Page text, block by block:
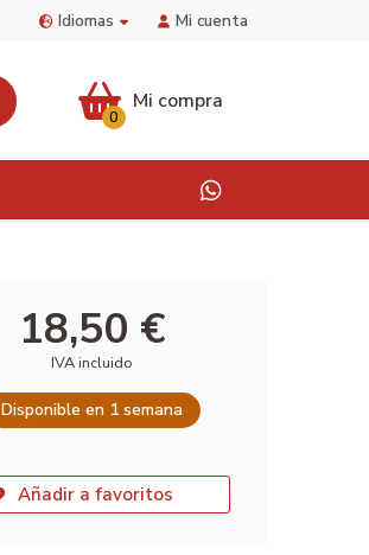
Idiomas Mi cuenta
Mi compra
0
18,50 €
IVA incluido
Disponible en 1 semana
Añadir a favoritos